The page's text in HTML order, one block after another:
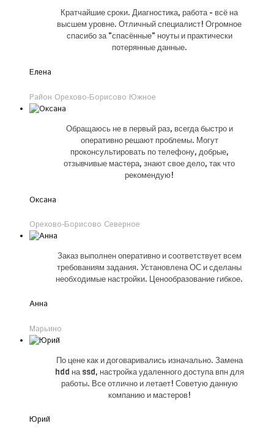
Кратчайшие сроки. Диагностика, работа - всё на
высшем уровне. Отличный специалист! Огромное
спасибо за "спасённые" ноуты и практически
потерянные данные.
Елена
Район Орехово-Борисово Южное
Обращаюсь не в первый раз, всегда быстро и
оперативно решают проблемы. Могут
проконсультировать по телефону, добрые,
отзывчивые мастера, знают свое дело, так что
рекомендую!
Оксана
Орехово-Борисово Северное
Заказ выполнен оперативно и соответствует всем
требованиям задания. Установлена ОС и сделаны
необходимые настройки. Ценообразование гибкое.
Анна
Марьино
По цене как и договаривались изначально. Замена
hdd на ssd, настройка удаленного доступа впн для
работы. Все отлично и летает! Советую данную
компанию и мастеров!
Юрий